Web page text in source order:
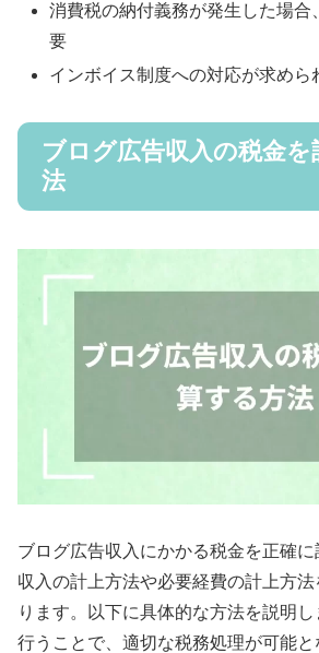
消費税の納付義務が発生した場合
要
インボイス制度への対応が求めら
ブログ広告収入の税金
法
ブログ広告収入にかかる税金を正確に
収入の計上方法や必要経費の計上方
ります。以下に具体的な方法を説明
行うことで、適切な税務処理が可能と